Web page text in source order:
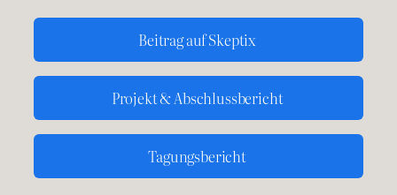
Beitrag auf Skeptix
Projekt & Abschlussbericht
Tagungsbericht